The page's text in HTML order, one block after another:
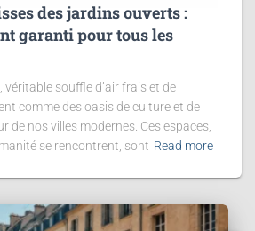
des jardins ouverts :
garanti pour tous les
véritable souffle d’air frais et de
comme des oasis de culture et de
de nos villes modernes. Ces espaces,
se rencontrent, sont Read more